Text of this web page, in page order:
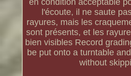
en condition acceptable
l'écoute, il ne saute
rayures, mais les
sont présents, et les
bien visibles Record
be put onto a turntable
without